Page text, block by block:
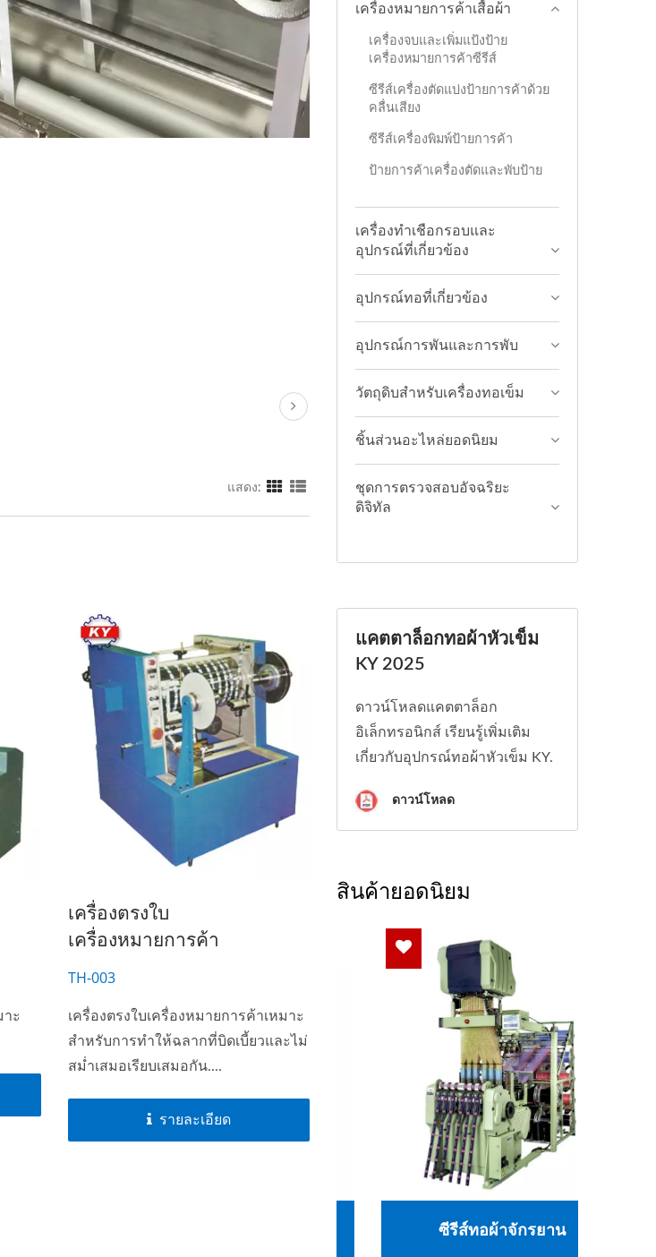
แสดง:
าะ
เครื่องตรงใบ
เครื่องหมายการค้า
TH-003
เครื่องตรงใบเครื่องหมายการค้าเหมาะ
สำหรับการทำให้ฉลากที่บิดเบี้ยวและไม่
สม่ำเสมอเรียบเสมอกัน....
รายละเอียด
เครื่องหมายการค้าเสื้อผ้า
เครื่องจบและเพิ่มแป้งป้าย
เครื่องหมายการค้าซีรีส์
ซีรีส์เครื่องตัดแบ่งป้ายการค้าด้วย
คลื่นเสียง
ซีรีส์เครื่องพิมพ์ป้ายการค้า
ป้ายการค้าเครื่องตัดและพับป้าย
เครื่องทำเชือกรอบและ
อุปกรณ์ที่เกี่ยวข้อง
อุปกรณ์ทอที่เกี่ยวข้อง
อุปกรณ์การพันและการพับ
วัตถุดิบสำหรับเครื่องทอเข็ม
ชิ้นส่วนอะไหล่ยอดนิยม
ชุดการตรวจสอบอัจฉริยะ
ดิจิทัล
แคตตาล็อกทอผ้าหัวเข็ม
KY 2025
ดาวน์โหลดแคตตาล็อก
อิเล็กทรอนิกส์ เรียนรู้เพิ่มเติม
เกี่ยวกับอุปกรณ์ทอผ้าหัวเข็ม KY.
ดาวน์โหลด
สินค้ายอดนิยม
ซีรีส์ทอผ้าจักรยาน